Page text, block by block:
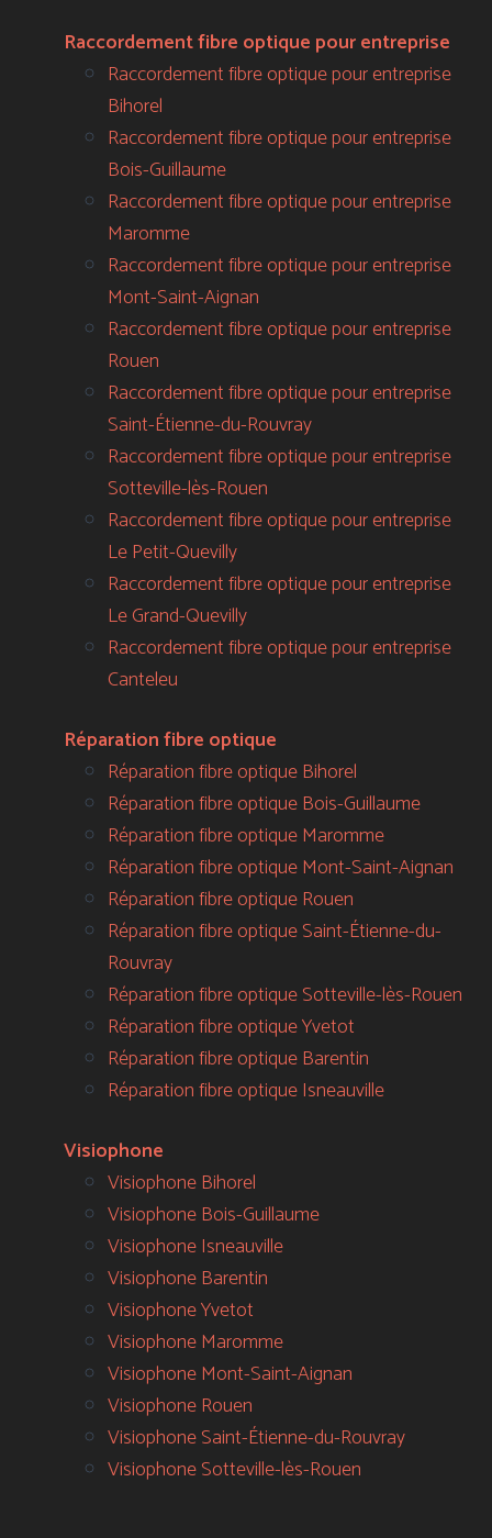
Raccordement fibre optique pour entreprise
Raccordement fibre optique pour entreprise
Bihorel
Raccordement fibre optique pour entreprise
Bois-Guillaume
Raccordement fibre optique pour entreprise
Maromme
Raccordement fibre optique pour entreprise
Mont-Saint-Aignan
Raccordement fibre optique pour entreprise
Rouen
Raccordement fibre optique pour entreprise
Saint-Étienne-du-Rouvray
Raccordement fibre optique pour entreprise
Sotteville-lès-Rouen
Raccordement fibre optique pour entreprise
Le Petit-Quevilly
Raccordement fibre optique pour entreprise
Le Grand-Quevilly
Raccordement fibre optique pour entreprise
Canteleu
Réparation fibre optique
Réparation fibre optique Bihorel
Réparation fibre optique Bois-Guillaume
Réparation fibre optique Maromme
Réparation fibre optique Mont-Saint-Aignan
Réparation fibre optique Rouen
Réparation fibre optique Saint-Étienne-du-
Rouvray
Réparation fibre optique Sotteville-lès-Rouen
Réparation fibre optique Yvetot
Réparation fibre optique Barentin
Réparation fibre optique Isneauville
Visiophone
Visiophone Bihorel
Visiophone Bois-Guillaume
Visiophone Isneauville
Visiophone Barentin
Visiophone Yvetot
Visiophone Maromme
Visiophone Mont-Saint-Aignan
Visiophone Rouen
Visiophone Saint-Étienne-du-Rouvray
Visiophone Sotteville-lès-Rouen